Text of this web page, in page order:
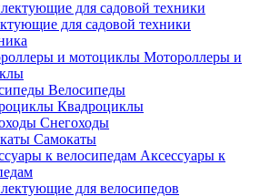
для садовой техники
Мотороллеры и
Велосипеды
Квадроциклы
Снегоходы
Самокаты
Аксессуары к